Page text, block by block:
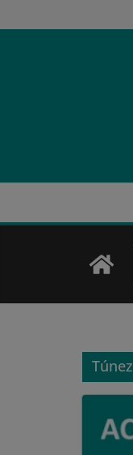
al
Túnez